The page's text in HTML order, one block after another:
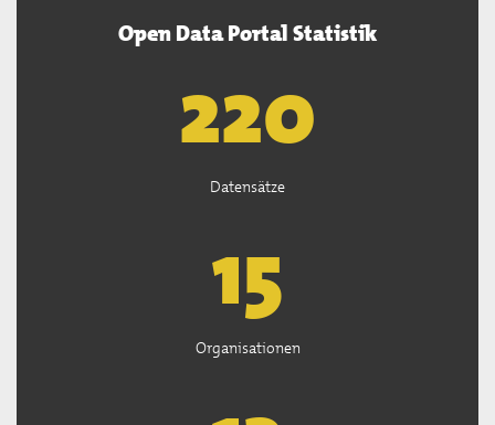
Open Data Portal Statistik
221
Datensätze
15
Organisationen